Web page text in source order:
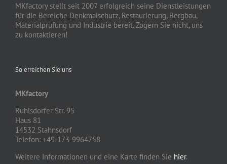
MKfactory stellt seit 2007 erfolgreich seine Dienstleistungen
für die Bereiche Denkmalschutz, Restaurierung, Bergbau,
Materialprüfung und Industrie bereit. Zögern Sie nicht, uns
zu kontaktieren!
So erreichen Sie uns
MKfactory
Ruhlsdorfer Str. 95
Haus 81
14532 Stahnsdorf
Telefon: +49-173-9964758
Weitere Informationen und eine Karte finden Sie hier.